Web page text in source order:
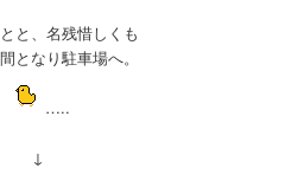
と、名残惜しくも
となり駐車場へ。
…..
↓